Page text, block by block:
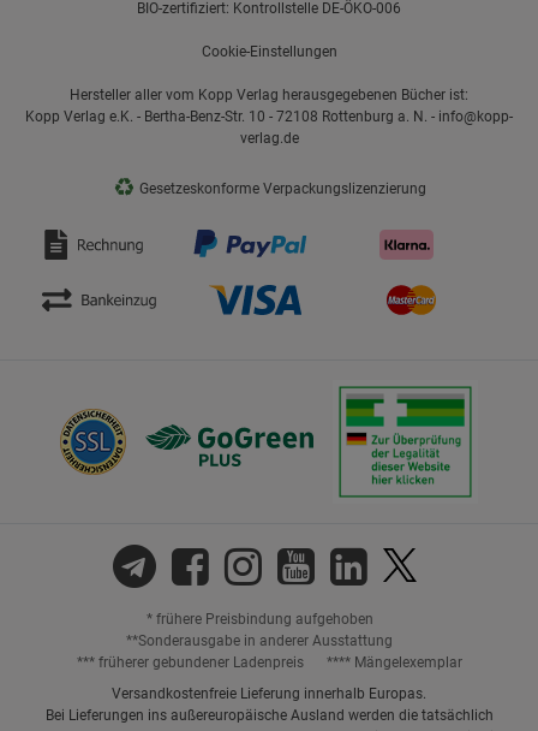
BIO-zertifiziert: Kontrollstelle DE-ÖKO-006
Cookie-Einstellungen
Hersteller aller vom Kopp Verlag herausgegebenen Bücher ist:
Kopp Verlag e.K. - Bertha-Benz-Str. 10 - 72108 Rottenburg a. N. - info@kopp-
verlag.de
♻ Gesetzeskonforme Verpackungslizenzierung
* frühere Preisbindung aufgehoben
**Sonderausgabe in anderer Ausstattung
*** früherer gebundener Ladenpreis
**** Mängelexemplar
Versandkostenfreie Lieferung innerhalb Europas.
Bei Lieferungen ins außereuropäische Ausland werden die tatsächlich